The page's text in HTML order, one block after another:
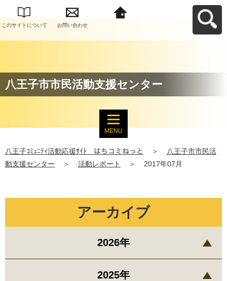
このサイトについて お問い合わせ
八王子市市民活動支援センター
MENU
八王子ｺﾐｭﾆﾃｨ活動応援ｻｲﾄ はちコミねっと ＞
八王子市市民活
動支援センター
＞ 活動レポート ＞ 2017年07月
アーカイブ
2026年
2025年